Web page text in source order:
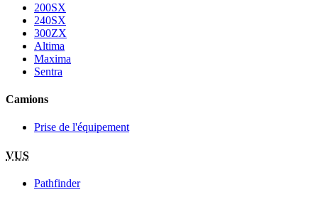
200SX
240SX
300ZX
Altima
Maxima
Sentra
Camions
Prise de l'équipement
VUS
Pathfinder